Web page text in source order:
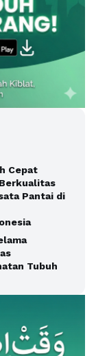
Cepat
Pantai di
Tubuh